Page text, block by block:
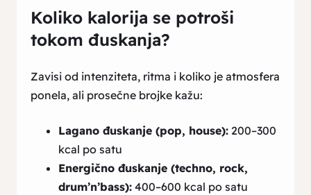
Koliko kalorija se potroši
tokom đuskanja?
Zavisi od intenziteta, ritma i koliko je atmosfera
ponela, ali prosečne brojke kažu:
Lagano đuskanje (pop, house): 200–300
kcal po satu
Energično đuskanje (techno, rock,
drum’n’bass): 400–600 kcal po satu